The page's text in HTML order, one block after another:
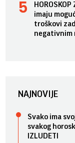
imaju
troškovi
negativnim
NAJNOVIJE
Svako ima
svakog
IZLUDETI